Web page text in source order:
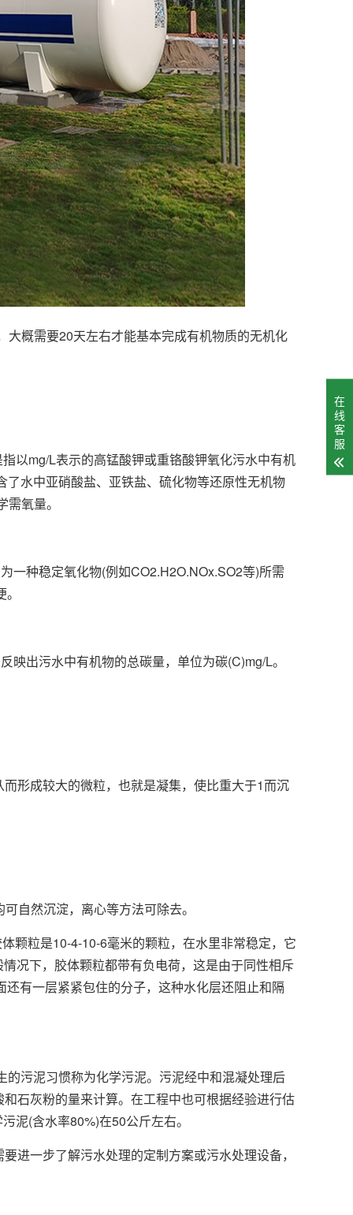
需要20天左右才能基本完成有机物质的无机化
mg/L表示的高锰酸钾或重铬酸钾氧化污水中有机
水中亚硝酸盐、亚铁盐、硫化物等还原性无机物
氧量。
种稳定氧化物(例如CO2.H2O.NOx.SO2等)所需
出污水中有机物的总碳量，单位为碳(C)mg/L。
成较大的微粒，也就是凝集，使比重大于1而沉
然沉淀，离心等方法可除去。
粒是10-4-10-6毫米的颗粒，在水里非常稳定，它
况下，胶体颗粒都带有负电荷，这是由于同性相斥
有一层紧紧包住的分子，这种水化层还阻止和隔
污泥习惯称为化学污泥。污泥经中和混凝处理后
石灰粉的量来计算。在工程中也可根据经验进行估
泥(含水率80%)在50公斤左右。
一步了解污水处理的定制方案或污水处理设备，
在
线
客
服